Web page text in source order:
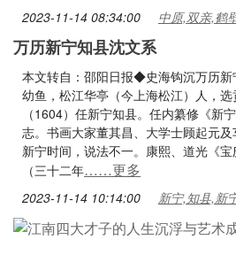
2023-11-14 08:34:00 中原,双亲,鹤
万历新宁知县沈文系
本文转自：邵阳日报◆史海钩沉万历
幼鱼，松江华亭（今上海松江）人，
（1604）任新宁知县。任内纂修《新
志。书画大家董其昌、大学士顾起元
新宁时间，说法不一。康熙、道光《
（三十二年……更多
2023-11-14 10:14:00 新宁,知县,新